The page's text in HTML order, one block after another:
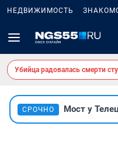
НЕДВИЖИМОСТЬ
Убийца радовалась смерти
СРОЧНО Мост у